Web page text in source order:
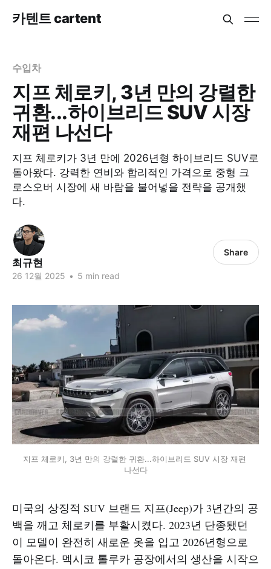
카텐트 cartent
수입차
지프 체로키, 3년 만의 강렬한
귀환...하이브리드 SUV 시장
재편 나선다
지프 체로키가 3년 만에 2026년형 하이브리드 SUV로
돌아왔다. 강력한 연비와 합리적인 가격으로 중형 크
로스오버 시장에 새 바람을 불어넣을 전략을 공개했
다.
최규현
26 12월 2025 • 5 min read
Share
지프 체로키, 3년 만의 강렬한 귀환...하이브리드 SUV 시장 재편
나선다
미국의 상징적 SUV 브랜드 지프(Jeep)가 3년간의 공
백을 깨고 체로키를 부활시켰다. 2023년 단종됐던
이 모델이 완전히 새로운 옷을 입고 2026년형으로
돌아온다. 멕시코 톨루카 공장에서의 생산을 시작으